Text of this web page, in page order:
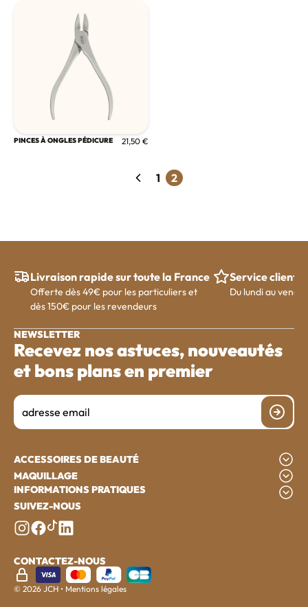
PINCES À ONGLES PÉDICURE 21,50 €
Précédent
1 2
Livraison rapide sur toute la France
Offerte dès 49€ pour les particuliers et
dès 150€ pour les revendeurs
Service client
Du lundi au
NEWSLETTER
Recevez nos astuces, nouveautés
et bons plans en premier
Email
Je
ACCESSOIRES DE BEAUTÉ
MAQUILLAGE
INFORMATIONS PRATIQUES
SUIVEZ-NOUS
tiktok (ouverture dans un nouvel onglet)
CONTACTEZ-NOUS
© 2026 JCH • Mentions légales